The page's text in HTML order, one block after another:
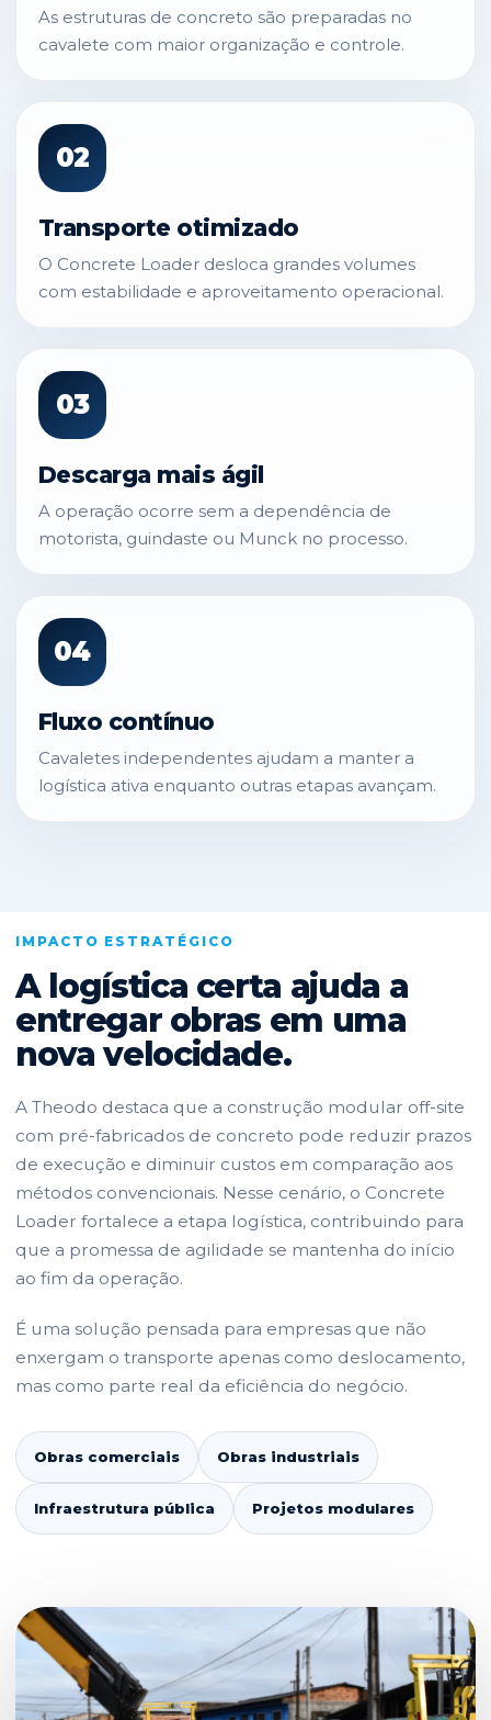
As estruturas de concreto são preparadas no
cavalete com maior organização e controle.
02
Transporte otimizado
O Concrete Loader desloca grandes volumes
com estabilidade e aproveitamento operacional.
03
Descarga mais ágil
A operação ocorre sem a dependência de
motorista, guindaste ou Munck no processo.
04
Fluxo contínuo
Cavaletes independentes ajudam a manter a
logística ativa enquanto outras etapas avançam.
IMPACTO ESTRATÉGICO
A logística certa ajuda a
entregar obras em uma
nova velocidade.
A Theodo destaca que a construção modular off-site
com pré-fabricados de concreto pode reduzir prazos
de execução e diminuir custos em comparação aos
métodos convencionais. Nesse cenário, o Concrete
Loader fortalece a etapa logística, contribuindo para
que a promessa de agilidade se mantenha do início
ao fim da operação.
É uma solução pensada para empresas que não
enxergam o transporte apenas como deslocamento,
mas como parte real da eficiência do negócio.
Obras comerciais Obras industriais
Infraestrutura pública Projetos modulares